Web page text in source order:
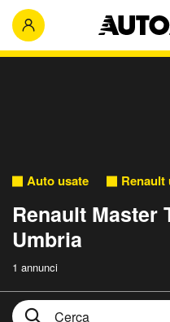
Auto usate Renault
Renault Master
Umbria
1 annunci